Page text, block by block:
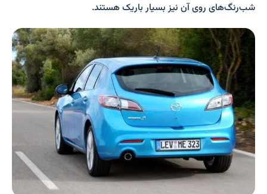
شب‌رنگ‌های روی آن نیز بسیار باریک هستند.